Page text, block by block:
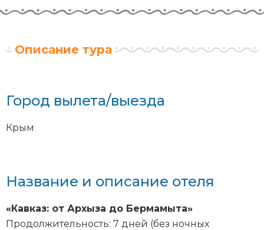
Описание тура
Город вылета/выезда
Крым
Название и описание отеля
«Кавказ: от Архыза до Бермамыта»
Продолжительность: 7 дней (без ночных